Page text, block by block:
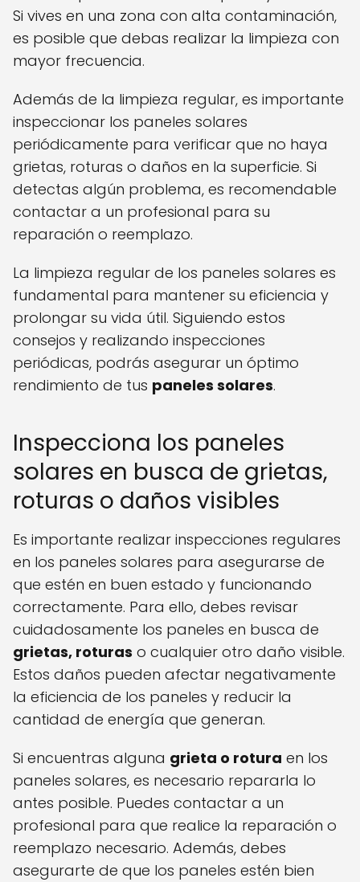
Si vives en una zona con alta contaminación,
es posible que debas realizar la limpieza con
mayor frecuencia.
Además de la limpieza regular, es importante
inspeccionar los paneles solares
periódicamente para verificar que no haya
grietas, roturas o daños en la superficie. Si
detectas algún problema, es recomendable
contactar a un profesional para su
reparación o reemplazo.
La limpieza regular de los paneles solares es
fundamental para mantener su eficiencia y
prolongar su vida útil. Siguiendo estos
consejos y realizando inspecciones
periódicas, podrás asegurar un óptimo
rendimiento de tus paneles solares.
Inspecciona los paneles
solares en busca de grietas,
roturas o daños visibles
Es importante realizar inspecciones regulares
en los paneles solares para asegurarse de
que estén en buen estado y funcionando
correctamente. Para ello, debes revisar
cuidadosamente los paneles en busca de
grietas, roturas o cualquier otro daño visible.
Estos daños pueden afectar negativamente
la eficiencia de los paneles y reducir la
cantidad de energía que generan.
Si encuentras alguna grieta o rotura en los
paneles solares, es necesario repararla lo
antes posible. Puedes contactar a un
profesional para que realice la reparación o
reemplazo necesario. Además, debes
asegurarte de que los paneles estén bien